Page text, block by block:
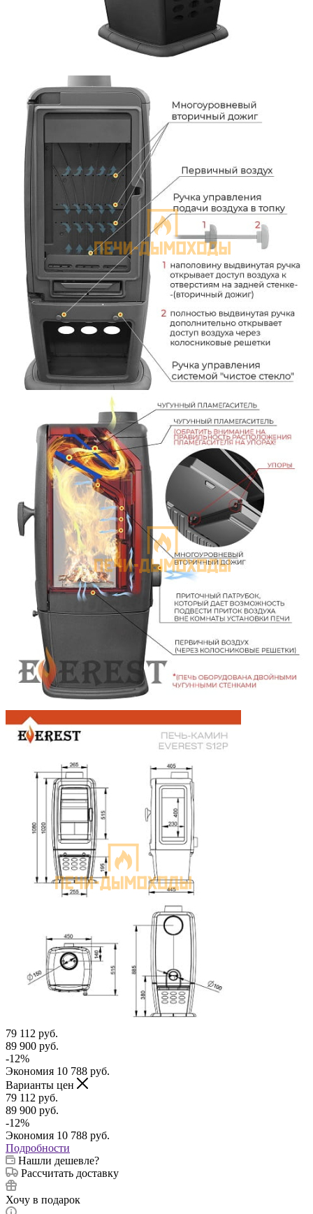
79 112 руб.
89 900 руб.
-12%
Экономия 10 788 руб.
Варианты цен
79 112 руб.
89 900 руб.
-12%
Экономия 10 788 руб.
Подробности
Нашли дешевле?
Рассчитать доставку
Хочу в подарок